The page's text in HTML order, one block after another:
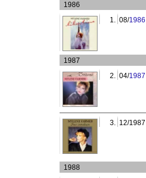
1986
1. 08/1986
1987
2. 04/1987
3. 12/1987
1988